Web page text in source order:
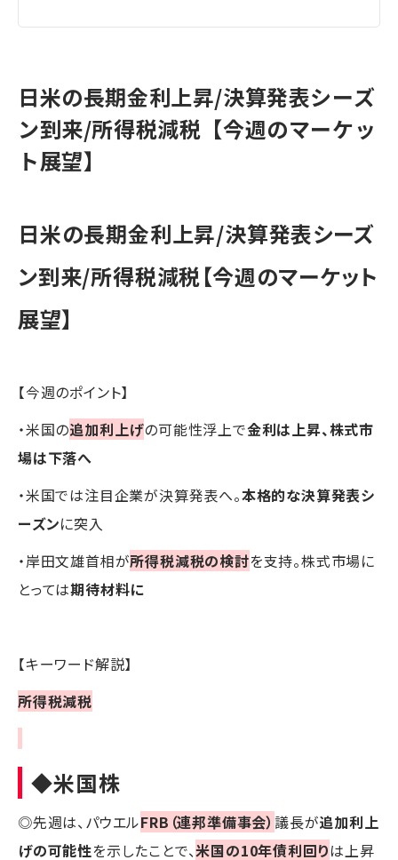
日米の長期金利上昇/決算発表シーズ
ン到来/所得税減税【今週のマーケッ
ト展望】
日米の長期金利上昇/決算発表シーズ
ン到来/所得税減税【今週のマーケット
展望】
【今週のポイント】
・米国の追加利上げの可能性浮上で金利は上昇、株式市
場は下落へ
・米国では注目企業が決算発表へ。本格的な決算発表シ
ーズンに突入
・岸田文雄首相が所得税減税の検討を支持。株式市場に
とっては期待材料に
【キーワード解説】
所得税減税
◆米国株
◎先週は、パウエルFRB（連邦準備事会）議長が追加利上
げの可能性を示したことで、米国の10年債利回りは上昇